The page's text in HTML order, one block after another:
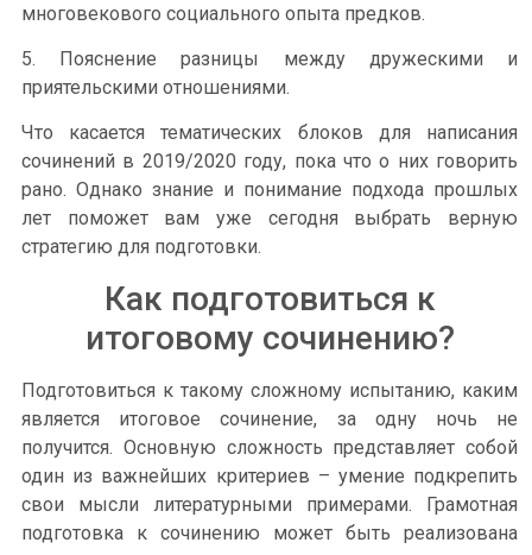
многовекового социального опыта предков.
5. Пояснение разницы между дружескими и
приятельскими отношениями.
Что касается тематических блоков для написания
сочинений в 2019/2020 году, пока что о них говорить
рано. Однако знание и понимание подхода прошлых
лет поможет вам уже сегодня выбрать верную
стратегию для подготовки.
Как подготовиться к
итоговому сочинению?
Подготовиться к такому сложному испытанию, каким
является итоговое сочинение, за одну ночь не
получится. Основную сложность представляет собой
один из важнейших критериев – умение подкрепить
свои мысли литературными примерами. Грамотная
подготовка к сочинению может быть реализована